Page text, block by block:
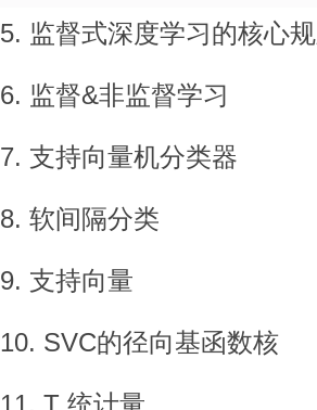
5. 监督式深度学习的核心规
6. 监督&非监督学习
7. 支持向量机分类器
8. 软间隔分类
9. 支持向量
10. SVC的径向基函数核
11. T 统计量